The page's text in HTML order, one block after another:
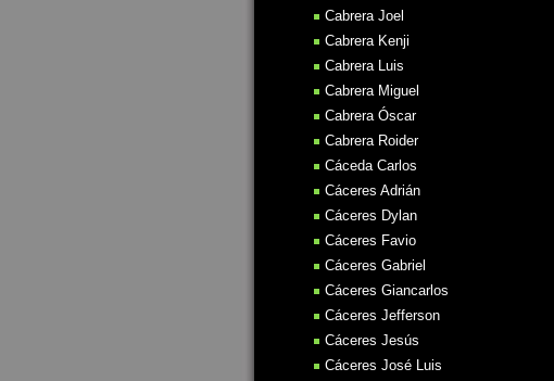
Cabrera Joel
Cabrera Kenji
Cabrera Luis
Cabrera Miguel
Cabrera Óscar
Cabrera Roider
Cáceda Carlos
Cáceres Adrián
Cáceres Dylan
Cáceres Favio
Cáceres Gabriel
Cáceres Giancarlos
Cáceres Jefferson
Cáceres Jesús
Cáceres José Luis